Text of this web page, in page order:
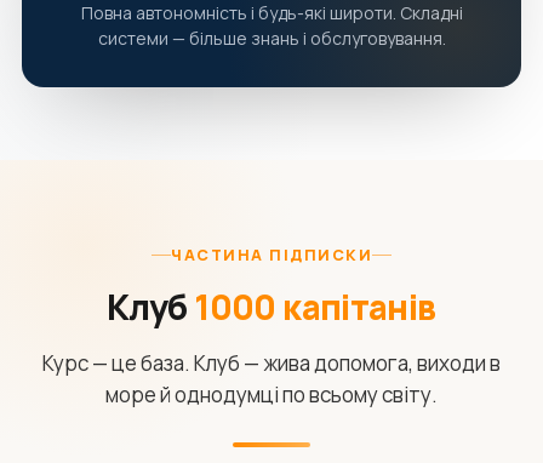
Повна автономність і будь-які широти. Складні
системи — більше знань і обслуговування.
ЧАСТИНА ПІДПИСКИ
Клуб 1000 капітанів
Курс — це база. Клуб — жива допомога, виходи в
море й однодумці по всьому світу.